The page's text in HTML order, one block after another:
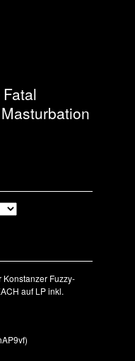
Konstanzer Fuzzy-
auf LP inkl.